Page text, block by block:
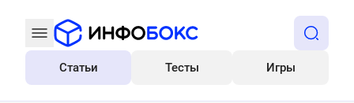
Все
Статьи Тесты Игры